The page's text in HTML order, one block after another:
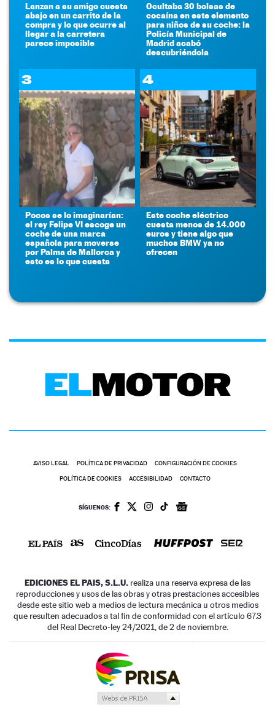
Lanzan a su amigo cuesta
abajo en un carrito de la
compra y lo que ocurre al
llegar a la carretera
parece imposible
Ocultaba 30 bolsas de
cocaína en este elemento
para niños de su coche: la
Policía Municipal de
Madrid acabó
descubriéndola
3
Pocos se lo imaginarían:
el rey Felipe VI escoge un
coche de una marca
española para moverse
por Palma de Mallorca y
esto es lo que cuesta
4
Este coche eléctrico
cuesta menos de 14.000
euros y tiene algo que
muchos BMW ya no
ofrecen
AVISO LEGAL POLÍTICA DE PRIVACIDAD CONFIGURACIÓN DE COOKIES
POLÍTICA DE COOKIES ACCESIBILIDAD CONTACTO
SÍGUENOS:
EDICIONES EL PAIS, S.L.U. realiza una reserva expresa de las
reproducciones y usos de las obras y otras prestaciones accesibles
desde este sitio web a medios de lectura mecánica u otros medios
que resulten adecuados a tal fin de conformidad con el artículo 67.3
del Real Decreto-ley 24/2021, de 2 de noviembre.